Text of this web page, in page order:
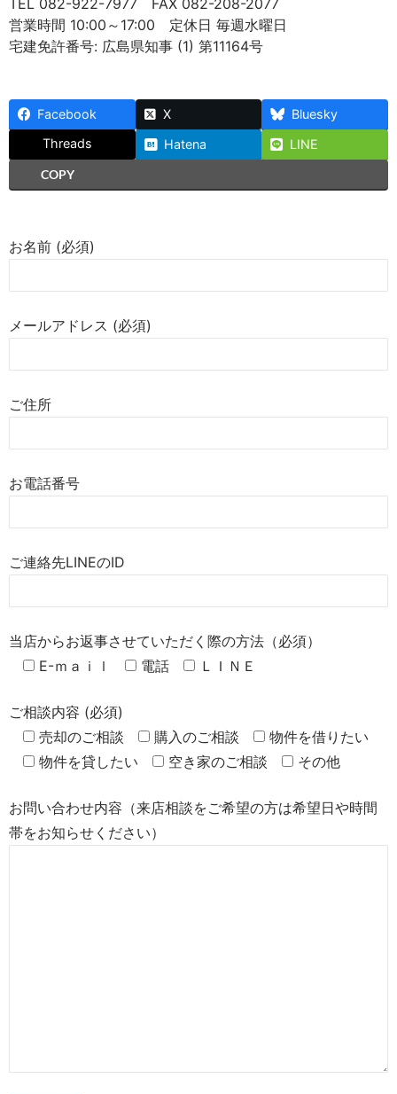
TEL 082-922-7977 FAX 082-208-2077
営業時間 10:00～17:00 定休日 毎週水曜日
宅建免許番号: 広島県知事 (1) 第11164号
Facebook X
Bluesky
Threads
Hatena
LINE
COPY
お名前 (必須)
メールアドレス (必須)
ご住所
お電話番号
ご連絡先LINEのID
当店からお返事させていただく際の方法（必須）
E-ｍａｉｌ
電話 ＬＩＮＥ
ご相談内容 (必須)
売却のご相談
購入のご相談
物件を借りたい
物件を貸したい
空き家のご相談 その他
お問い合わせ内容（来店相談をご希望の方は希望日や時間
帯をお知らせください）